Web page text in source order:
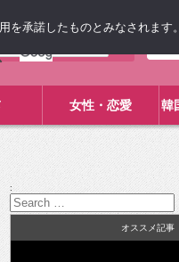
女性・恋愛 韓
:
オススメ記事
承諾したものとみなされます。